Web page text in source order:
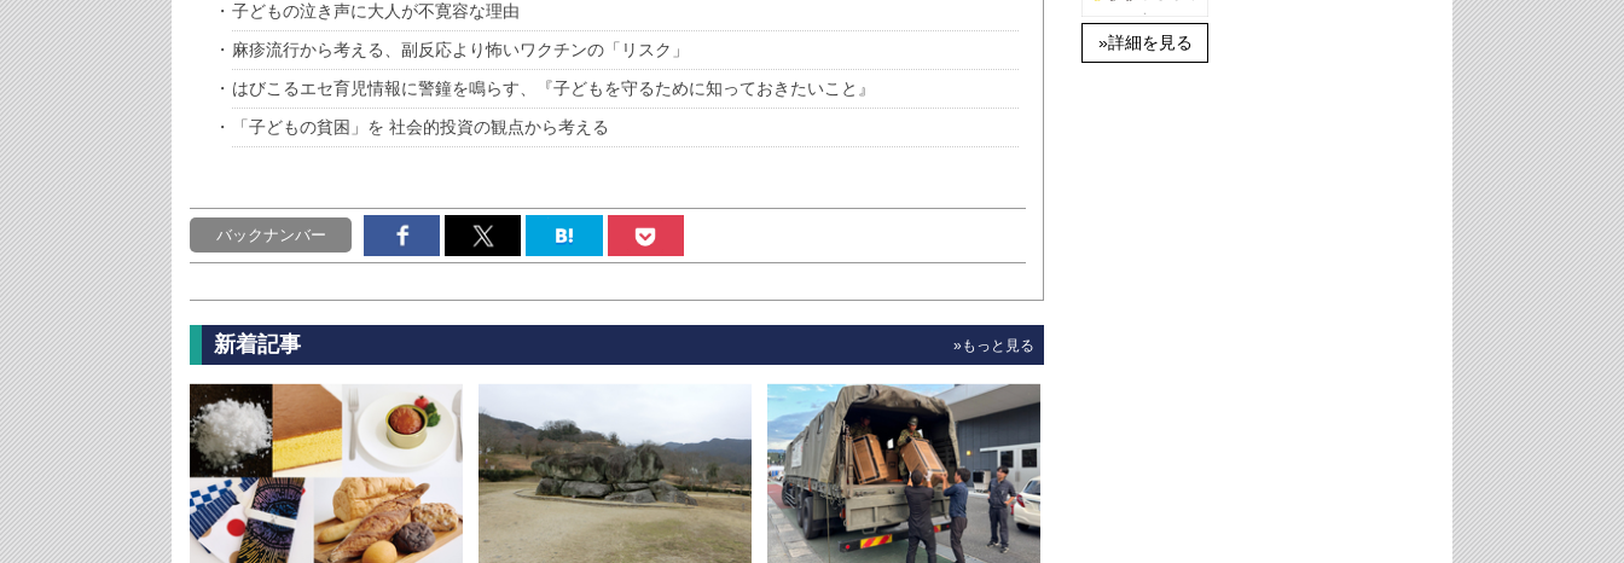
子どもの泣き声に大人が不寛容な理由
麻疹流行から考える、副反応より怖いワクチンの「リスク」
はびこるエセ育児情報に警鐘を鳴らす、『子どもを守るために知っておきたいこと』
「子どもの貧困」を 社会的投資の観点から考える
バックナンバー
新着記事 »もっと見る
»詳細を見る